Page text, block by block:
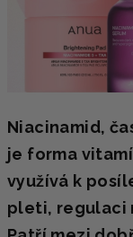
Niacinamid,
je forma
využívá k
pleti, regulaci